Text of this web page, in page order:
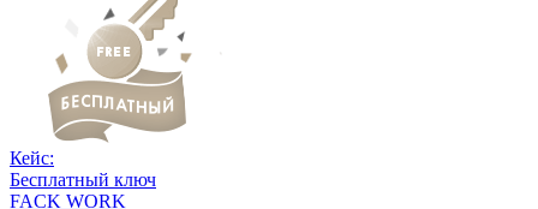
Кейс:
Бесплатный ключ
FACK WORK